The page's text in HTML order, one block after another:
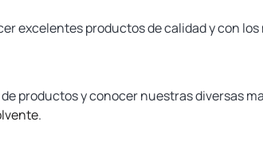
excelentes productos de calidad y con los
productos y conocer nuestras diversas
.